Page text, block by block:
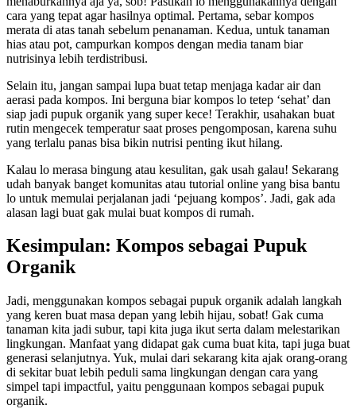
cara yang tepat agar hasilnya optimal. Pertama, sebar kompos
merata di atas tanah sebelum penanaman. Kedua, untuk tanaman
hias atau pot, campurkan kompos dengan media tanam biar
nutrisinya lebih terdistribusi.
Selain itu, jangan sampai lupa buat tetap menjaga kadar air dan
aerasi pada kompos. Ini berguna biar kompos lo tetep ‘sehat’ dan
siap jadi pupuk organik yang super kece! Terakhir, usahakan buat
rutin mengecek temperatur saat proses pengomposan, karena suhu
yang terlalu panas bisa bikin nutrisi penting ikut hilang.
Kalau lo merasa bingung atau kesulitan, gak usah galau! Sekarang
udah banyak banget komunitas atau tutorial online yang bisa bantu
lo untuk memulai perjalanan jadi ‘pejuang kompos’. Jadi, gak ada
alasan lagi buat gak mulai buat kompos di rumah.
Kesimpulan: Kompos sebagai Pupuk
Organik
Jadi, menggunakan kompos sebagai pupuk organik adalah langkah
yang keren buat masa depan yang lebih hijau, sobat! Gak cuma
tanaman kita jadi subur, tapi kita juga ikut serta dalam melestarikan
lingkungan. Manfaat yang didapat gak cuma buat kita, tapi juga buat
generasi selanjutnya. Yuk, mulai dari sekarang kita ajak orang-orang
di sekitar buat lebih peduli sama lingkungan dengan cara yang
simpel tapi impactful, yaitu penggunaan kompos sebagai pupuk
organik.